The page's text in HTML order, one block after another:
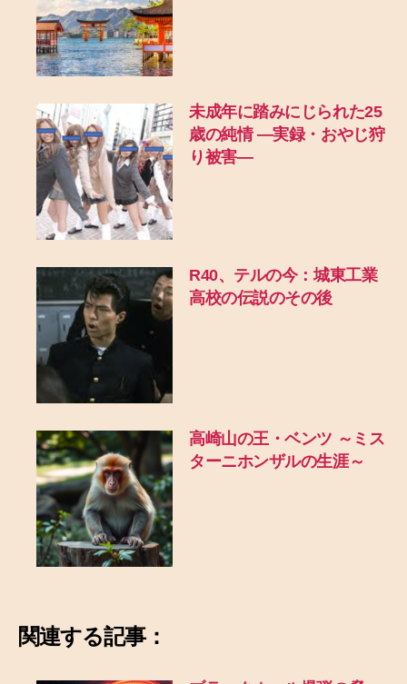
未成年に踏みにじられた25
歳の純情 ―実録・おやじ狩
り被害―
R40、テルの今：城東工業
高校の伝説のその後
高崎山の王・ベンツ ～ミス
ターニホンザルの生涯～
関連する記事：